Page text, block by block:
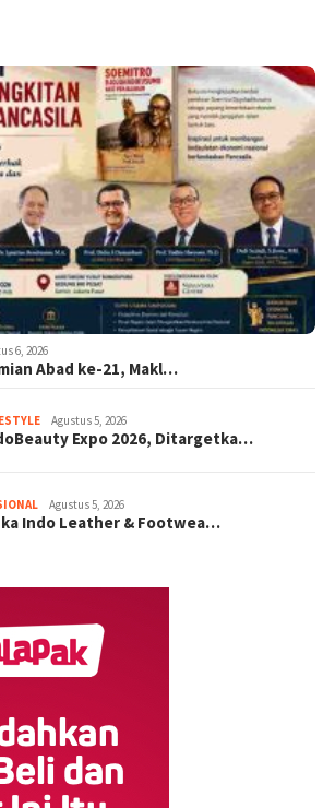
6, 2026
Abad ke-21, Makl…
Agustus 5, 2026
Expo 2026, Ditargetka…
Agustus 5, 2026
Indo Leather & Footwea…